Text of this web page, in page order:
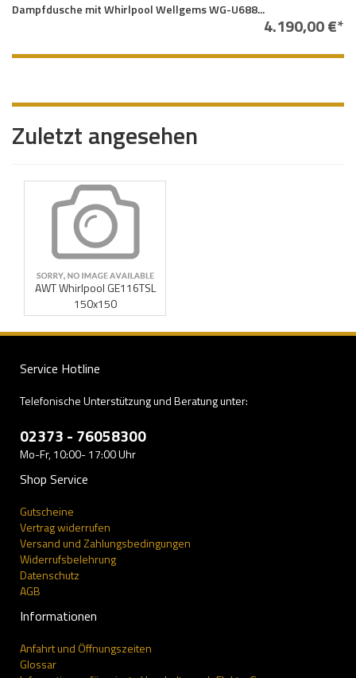
Dampfdusche mit Whirlpool Wellgems WG-U688...
4.190,00 €*
Zuletzt angesehen
AWT Whirlpool GE116TSL
150x150
Service Hotline
Telefonische Unterstützung und Beratung unter:
02373 - 76058300
Mo-Fr, 10:00- 17:00 Uhr
Shop Service
Gutscheine
Vertrag widerrufen
Versand und Zahlungsbedingungen
Widerrufsbelehrung
Datenschutz
AGB
Informationen
Anfahrt und Öffnungszeiten
Glossar